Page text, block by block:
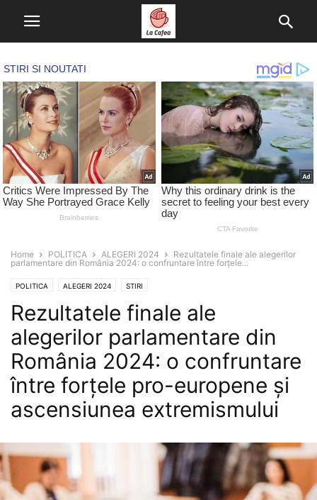
Home POLITICA ALEGERI 2024
Rezultatele finale ale alegerilor
parlamentare din România 2024: o confruntare între forțele...
POLITICA ALEGERI 2024 STIRI
Rezultatele finale ale
alegerilor parlamentare din
România 2024: o confruntare
între forțele pro-europene și
ascensiunea extremismului